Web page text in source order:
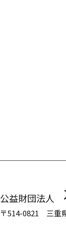
公益財団法人
〒514-0821 三重